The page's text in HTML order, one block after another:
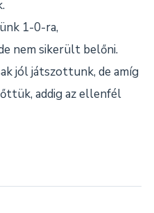
1-0-ra,
nem sikerült belőni.
jól játszottunk, de amíg
addig az ellenfél